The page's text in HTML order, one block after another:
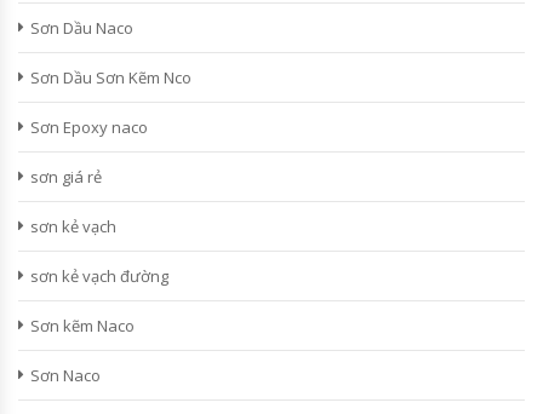
Sơn Dầu Naco
Sơn Dầu Sơn Kẽm Nco
Sơn Epoxy naco
sơn giá rẻ
sơn kẻ vạch
sơn kẻ vạch đường
Sơn kẽm Naco
Sơn Naco